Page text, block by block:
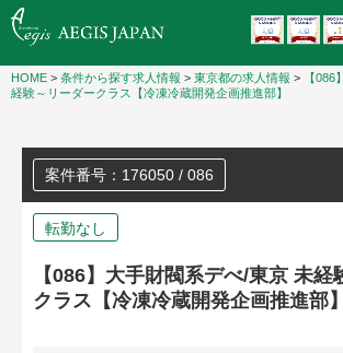
HOME > 条件から探す求人情報 > 東京都の求人情報 >
【
経験～リーダークラス【冷凍冷蔵開発企画推進部】
案件番号：176050 / 086
転勤なし
【086】大手財閥系デべ/東京 未経
クラス【冷凍冷蔵開発企画推進部】